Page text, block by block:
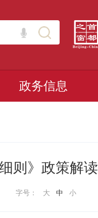
政务信息
则》政策解读
字号： 大 中 小